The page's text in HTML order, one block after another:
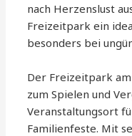
nach Herzenslust
Freizeitpark ein
besonders bei
Der Freizeitpark
zum Spielen und
Veranstaltungsort
Familienfeste. Mit